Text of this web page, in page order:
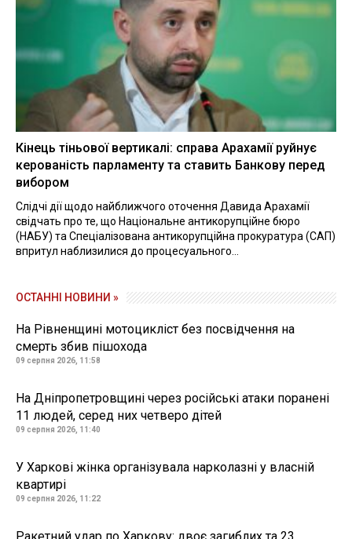
Кінець тіньової вертикалі: справа Арахамії руйнує
керованість парламенту та ставить Банкову перед
вибором
Слідчі дії щодо найближчого оточення Давида Арахамії
свідчать про те, що Національне антикорупційне бюро
(НАБУ) та Спеціалізована антикорупційна прокуратура (САП)
впритул наблизилися до процесуального...
ОСТАННІ НОВИНИ »
На Рівненщині мотоцикліст без посвідчення на
смерть збив пішохода
09 серпня 2026, 11:58
На Дніпропетровщині через російські атаки поранені
11 людей, серед них четверо дітей
09 серпня 2026, 11:40
У Харкові жінка організувала нарколазні у власній
квартирі
09 серпня 2026, 11:22